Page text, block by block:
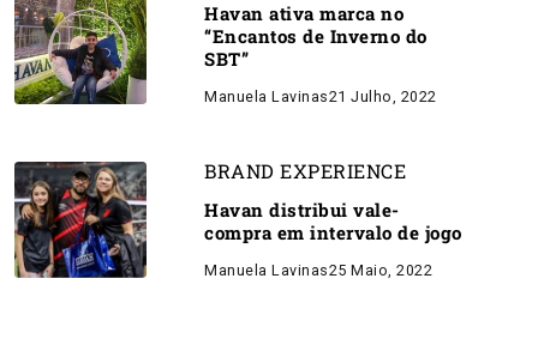
Havan ativa marca no
“Encantos de Inverno do
SBT”
Manuela Lavinas21 Julho, 2022
BRAND EXPERIENCE
Havan distribui vale-
compra em intervalo de jogo
Manuela Lavinas25 Maio, 2022